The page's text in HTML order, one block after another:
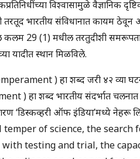
विश्वासामुळे वैज्ञानिक
तरतूद भारतीय संविधानात कायम ठेवून
कलम 29 (1) मधील तरतुदीशी समरूपता
यादीत स्थान मिळविले.
) हा शब्द जरी ४२ व्या
) हा शब्द भारतीय संदर्भात चलनात
‘डिस्कव्हरी ऑफ इंडिया’मध्ये
of science, the
testing and trial, the